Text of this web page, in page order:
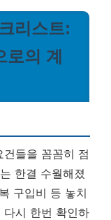
리스트:
의 계
들을 꼼꼼히 점
한결 수월해졌
구입비 등 놓치
다시 한번 확인하